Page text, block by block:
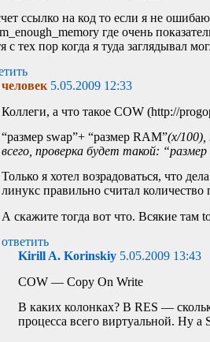
ссылко на код то если я не
где очень
с тех пор когда я туда заглядывал
человек 5.05.2009 12:33
Коллеги, а что такоеCOW (http://
“размер swap”+ “размерRAM”(x/100),
всего, проверка будет такой:
Только я хотел возрадоваться, что
линукс правильно считал количество
А скажите тогда вот что. Всякие там
ответить
Kirill A. Korinskiy 5.05.2009 13:43
COW— Copy On Write
В каких колонках? В RES —
процесса всего виртуальной. Ну а